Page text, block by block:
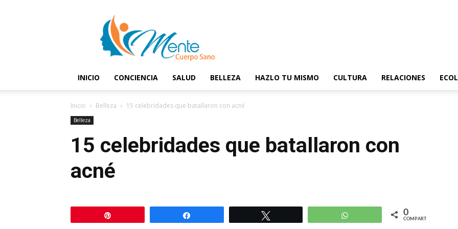
Cuerpo
Sano
INICIO CONCIENCIA SALUD BELLEZA HAZLO TU MISMO CULTURA RELACIONES
Inicio Belleza 15 celebridades que batallaron con acné
Belleza
15 celebridades que batallaron con
acné
0
COMPARTIR